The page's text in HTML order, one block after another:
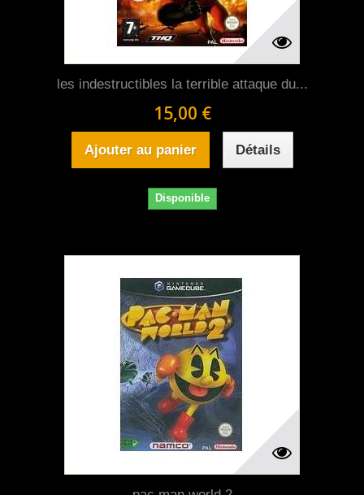
les indestructibles la terrible attaque du...
15,00 €
Ajouter au panier Détails
Disponible